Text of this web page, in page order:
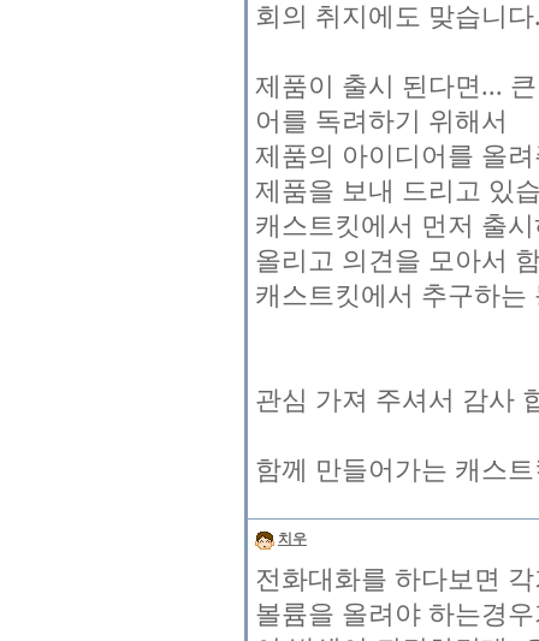
회의 취지에도 맞습니
제품이 출시 된다면...
어를 독려하기 위해서
제품의 아이디어를 올
제품을 보내 드리고 있
캐스트킷에서 먼저 출
올리고 의견을 모아서
캐스트킷에서 추구하는
관심 가져 주셔서 감사
함께 만들어가는 캐스
치우
전화대화를 하다보면
볼륨을 올려야 하는경